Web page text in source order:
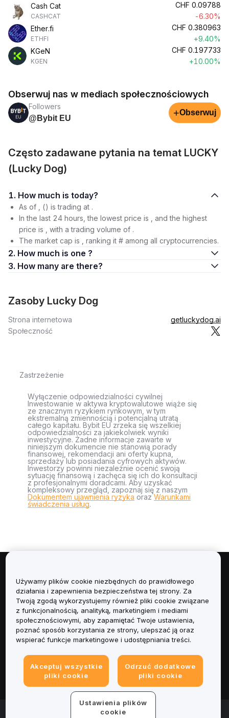
Cash Cat
CASHCAT
CHF 0.09788
-6.30%
Ether.fi
ETHFI
CHF 0.380963
+9.40%
KGeN
KGEN
CHF 0.197733
+10.00%
Obserwuj nas w mediach społecznościowych
Followers
@Bybit EU
+Obserwuj
Często zadawane pytania na temat LUCKY
(Lucky Dog)
1. How much is today?
As of , () is trading at .
In the last 24 hours, the lowest price is , and the highest
price is , with a trading volume of .
The market cap is , ranking it # among all cryptocurrencies.
2. How much is one ?
3. How many are there?
Zasoby Lucky Dog
Strona internetowa
getluckydog.ai
Społeczność
Zastrzeżenie
Wyłączenie odpowiedzialności cywilnej
Inwestowanie w aktywa kryptowalutowe wiąże się
ze znacznym ryzykiem rynkowym, w tym
ekstremalną zmiennością i potencjalną utratą
całego kapitału. Bybit EU zrzeka się wszelkiej
odpowiedzialności za jakiekolwiek wyniki
inwestycyjne. Żadne informacje zawarte w
niniejszym dokumencie nie stanowią porady
finansowej, rekomendacji ani oferty kupna,
sprzedaży lub posiadania cyfrowych aktywów.
Inwestorzy powinni niezależnie ocenić swoją
sytuację finansową i zachęca się ich do konsultacji
z profesjonalnymi doradcami. Aby uzyskać
kompleksowy przegląd, zapoznaj się z naszym
Dokumentem ujawnienia ryzyka orazWarunkami
świadczenia usług.
Informacje
Usługi
Obsługa Klienta
Informacje prawne
© 2025-2026 Bybit.eu. Wszystkie prawa zastrzeżone.
Używamy plików cookie niezbędnych do prawidłowego
działania i zapewnienia bezpieczeństwa tej strony. Za
Twoją zgodą wykorzystujemy również pliki cookie związane
z funkcjonalnością, analityką, marketingiem i mediami
społecznościowymi, aby zapamiętać Twoje ustawienia,
poznać sposób korzystania ze strony, ulepszać ją oraz
wspierać funkcje marketingowe i udostępniania treści.
Akceptuj wszystkie
pliki cookie
Odrzuć dodatkowe
pliki cookie
Ustawienia plików
cookie